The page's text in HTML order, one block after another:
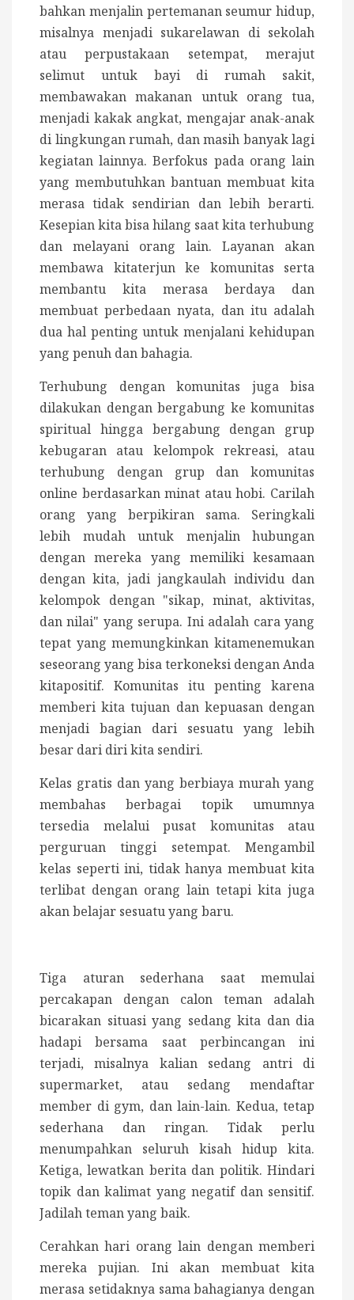
bahkan menjalin pertemanan seumur hidup,
misalnya menjadi sukarelawan di sekolah
atau perpustakaan setempat, merajut
selimut untuk bayi di rumah sakit,
membawakan makanan untuk orang tua,
menjadi kakak angkat, mengajar anak-anak
di lingkungan rumah, dan masih banyak lagi
kegiatan lainnya. Berfokus pada orang lain
yang membutuhkan bantuan membuat kita
merasa tidak sendirian dan lebih berarti.
Kesepian kita bisa hilang saat kita terhubung
dan melayani orang lain. Layanan akan
membawa kitaterjun ke komunitas serta
membantu kita merasa berdaya dan
membuat perbedaan nyata, dan itu adalah
dua hal penting untuk menjalani kehidupan
yang penuh dan bahagia.
Terhubung dengan komunitas juga bisa
dilakukan dengan bergabung ke komunitas
spiritual hingga bergabung dengan grup
kebugaran atau kelompok rekreasi, atau
terhubung dengan grup dan komunitas
online berdasarkan minat atau hobi. Carilah
orang yang berpikiran sama. Seringkali
lebih mudah untuk menjalin hubungan
dengan mereka yang memiliki kesamaan
dengan kita, jadi jangkaulah individu dan
kelompok dengan "sikap, minat, aktivitas,
dan nilai" yang serupa. Ini adalah cara yang
tepat yang memungkinkan kitamenemukan
seseorang yang bisa terkoneksi dengan Anda
kitapositif. Komunitas itu penting karena
memberi kita tujuan dan kepuasan dengan
menjadi bagian dari sesuatu yang lebih
besar dari diri kita sendiri.
Kelas gratis dan yang berbiaya murah yang
membahas berbagai topik umumnya
tersedia melalui pusat komunitas atau
perguruan tinggi setempat. Mengambil
kelas seperti ini, tidak hanya membuat kita
terlibat dengan orang lain tetapi kita juga
akan belajar sesuatu yang baru.
Tiga aturan sederhana saat memulai
percakapan dengan calon teman adalah
bicarakan situasi yang sedang kita dan dia
hadapi bersama saat perbincangan ini
terjadi, misalnya kalian sedang antri di
supermarket, atau sedang mendaftar
member di gym, dan lain-lain. Kedua, tetap
sederhana dan ringan. Tidak perlu
menumpahkan seluruh kisah hidup kita.
Ketiga, lewatkan berita dan politik. Hindari
topik dan kalimat yang negatif dan sensitif.
Jadilah teman yang baik.
Cerahkan hari orang lain dengan memberi
mereka pujian. Ini akan membuat kita
merasa setidaknya sama bahagianya dengan